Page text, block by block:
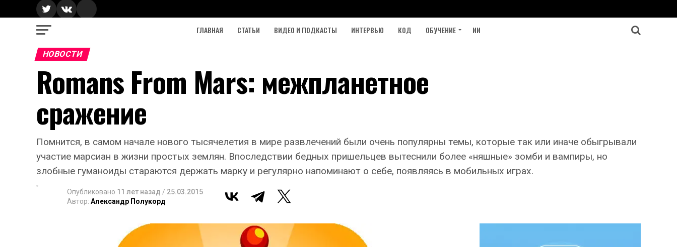
ГЛАВНАЯ СТАТЬИ ВИДЕО И ПОДКАСТЫ ИНТЕРВЬЮ КОД ОБУЧЕНИЕ ИИ
НОВОСТИ
Romans From Mars: межпланетное
сражение
Помнится, в самом начале нового тысячелетия в мире развлечений были очень популярны темы, которые так или иначе обыгрывали
участие марсиан в жизни простых землян. Впоследствии бедных пришельцев вытеснили более «няшные» зомби и вампиры, но
злобные гуманоиды стараются держать марку и регулярно напоминают о себе, появляясь в мобильных играх.
Опубликовано 11 лет назад / 25.03.2015
Автор: Александр Полукорд